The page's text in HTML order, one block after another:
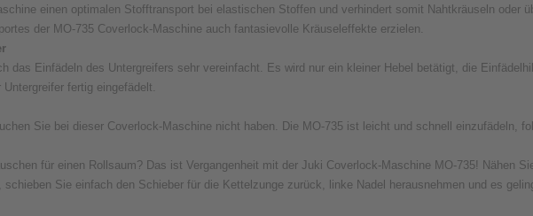
einen optimalen Stofftransport bei elastischen Stoffen und verhindert somit Nahtkräuseln oder
der MO-735 Coverlock-Maschine auch fantasievolle Kräuseleffekte erzielen.
das Einfädeln des Untergreifers sehr vereinfacht. Es wird nur ein kleiner Hebel betätigt, die
fertig eingefädelt.
Sie bei dieser Coverlock-Maschine nicht haben. Die MO-735 ist leicht und schnell einzufädeln,
für einen Rollsaum? Das ist Vergangenheit mit der Juki Coverlock-Maschine MO-735! Nähen
schieben Sie einfach den Schieber für die Kettelzunge zurück, linke Nadel herausnehmen und es